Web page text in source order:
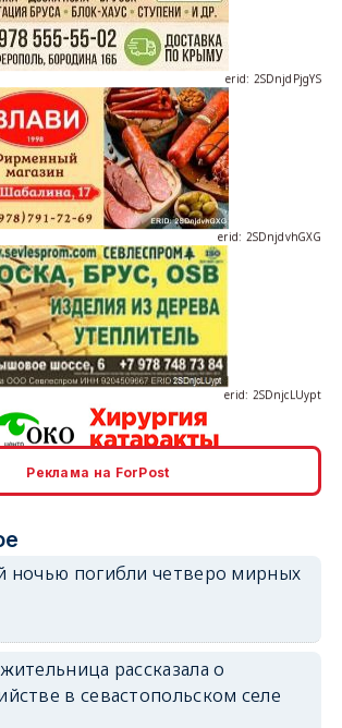
erid: 2SDnjdPjgYS
erid: 2SDnjdvhGXG
erid: 2SDnjdPjgYS
Реклама на ForPost
ночью погибли четверо мирных
рассказала о
в севастопольском селе